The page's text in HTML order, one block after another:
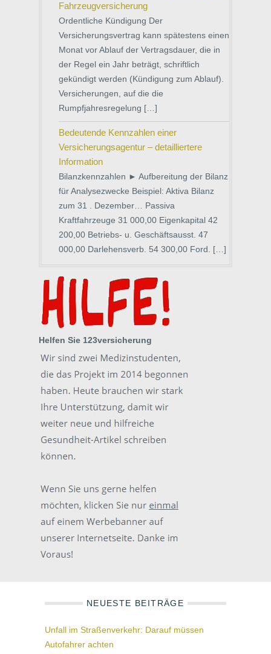
Fahrzeugversicherung
Ordentliche Kündigung Der
Versicherungsvertrag kann spätestens einen
Monat vor Ablauf der Vertragsdauer, die in
der Regel ein Jahr beträgt, schriftlich
gekündigt werden (Kündigung zum Ablauf).
Versicherungen, auf die die
Rumpfjahresregelung […]
Bedeutende Kennzahlen einer
Versicherungsagentur – detailliertere
Information
Bilanzkennzahlen ► Aufbereitung der Bilanz
für Analysezwecke Beispiel: Aktiva Bilanz
zum 31 . Dezember… Passiva
Kraftfahrzeuge 31 000,00 Eigenkapital 42
200,00 Betriebs- u. Geschäftsausst. 47
000,00 Darlehensverb. 54 300,00 Ford. […]
Helfen Sie 123versicherung
NEUESTE BEITRÄGE
Unfall im Straßenverkehr: Darauf müssen
Autofahrer achten